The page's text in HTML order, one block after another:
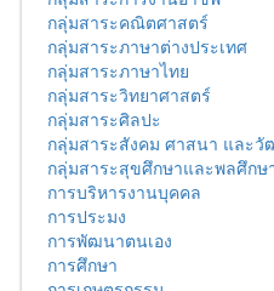
กลุ่มสาระคณิตศาสตร์
กลุ่มสาระภาษาต่างประเทศ
กลุ่มสาระภาษาไทย
กลุ่มสาระวิทยาศาสตร์
กลุ่มสาระศิลปะ
กลุ่มสาระสังคม ศาสนา และ
กลุ่มสาระสุขศึกษาและพลศึกษ
การบริหารงานบุคคล
การประมง
การพัฒนาตนเอง
การศึกษา